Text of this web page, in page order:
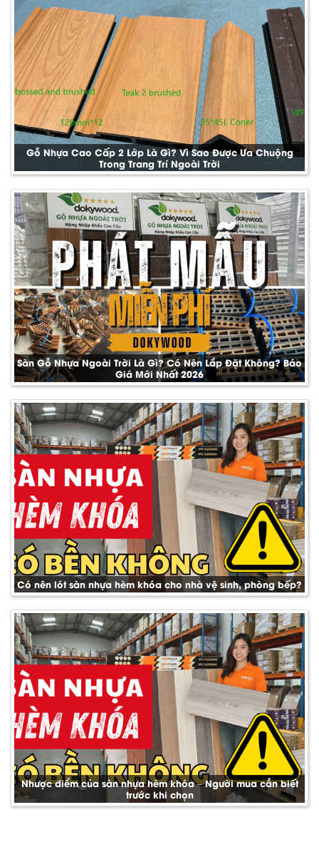
Gỗ Nhựa Cao Cấp 2 Lớp Là Gì? Vì Sao Được Ưa Chuộng
Trong Trang Trí Ngoài Trời
Sàn Gỗ Nhựa Ngoài Trời Là Gì? Có Nên Lắp Đặt Không? Báo
Giá Mới Nhất 2026
Có nên lót sàn nhựa hèm khóa cho nhà vệ sinh, phòng bếp?
Nhược điểm của sàn nhựa hèm khóa – Người mua cần biết
trước khi chọn